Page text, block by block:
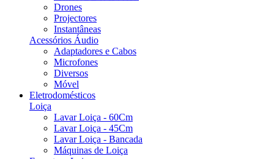
Drones
Projectores
Instantâneas
Acessórios Áudio
Adaptadores e Cabos
Microfones
Diversos
Móvel
Eletrodomésticos
Loiça
Lavar Loiça - 60Cm
Lavar Loiça - 45Cm
Lavar Loiça - Bancada
Máquinas de Loiça